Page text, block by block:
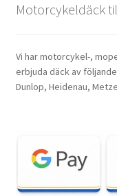
Motorcykeldäck
Vi har motorcykel-,
erbjuda däck av
Dunlop, Heidenau,